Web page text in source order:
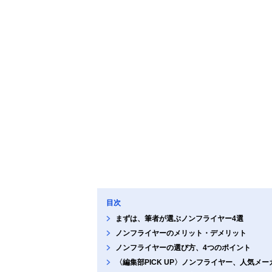
目次
まずは、筆者が選ぶノンフライヤー4選
ノンフライヤーのメリット・デメリット
ノンフライヤーの選び方、4つのポイント
〈編集部PICK UP〉ノンフライヤー、人気メ